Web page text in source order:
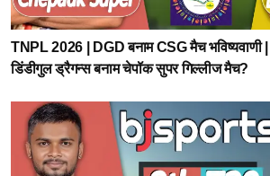
TNPL 2026 | DGD बनाम CSG मैच भविष्यवाणी |
डिंडीगुल ड्रैगन्स बनाम चेपॉक सुपर गिल्लीज मैच?